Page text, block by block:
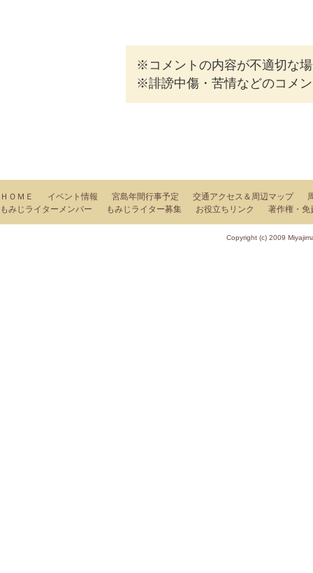
※コメントの内容が不適切な
※誹謗中傷・苦情などのコメ
ＨＯＭＥ イベント情報 宮島年間行事予定 交通アクセス＆周辺マップ
もみじライターメンバー
もみじライター募集 お役立ちリンク 著作権・免
Copyright (c) 2009